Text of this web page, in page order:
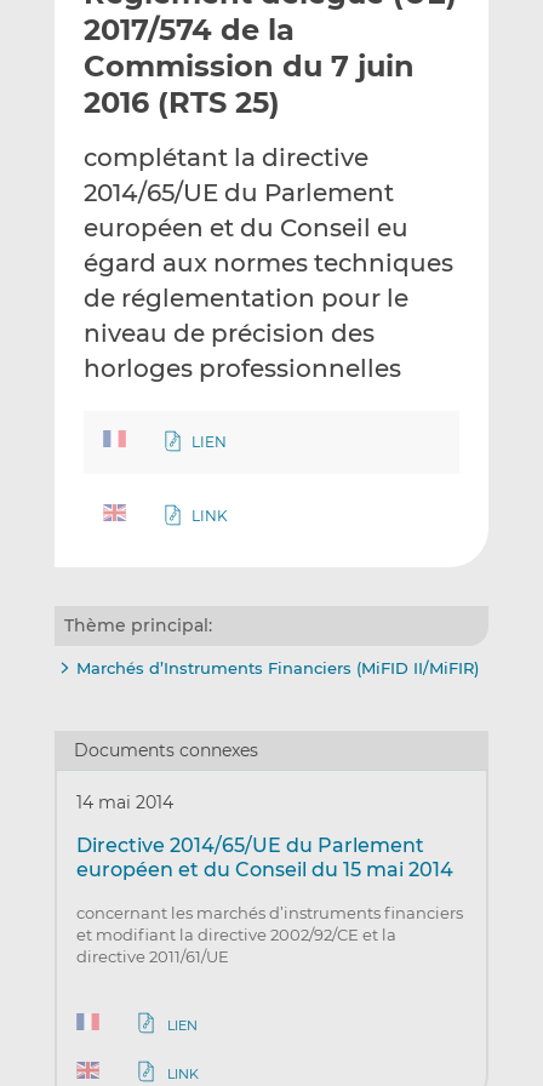
e
p
a
e
m
i
l
g
e
r
s
r
L
n
k
e
d
n
g
e
s
r
F
c
e
b
o
k
2017/574 de la
Commission du 7 juin
2016 (RTS 25)
complétant la directive
2014/65/UE du Parlement
européen et du Conseil eu
égard aux normes techniques
de réglementation pour le
niveau de précision des
horloges professionnelles
LIEN
LINK
Thème principal:
Marchés d’Instruments Financiers (MiFID II/MiFIR)
Documents connexes
14 mai 2014
Directive 2014/65/UE du Parlement
européen et du Conseil du 15 mai 2014
concernant les marchés d’instruments financiers
et modifiant la directive 2002/92/CE et la
directive 2011/61/UE
LIEN
LINK